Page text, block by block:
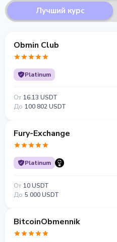
Лучший курс
Obmin Club
Platinum
От 16.13 USDT
До 100 802 USDT
Fury-Exchange
Platinum
От 10 USDT
До 5 000 USDT
BitcoinObmennik